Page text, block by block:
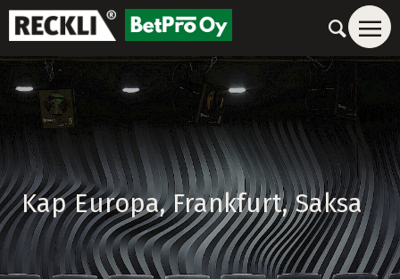
Kap Europa, Frankfurt, Saksa